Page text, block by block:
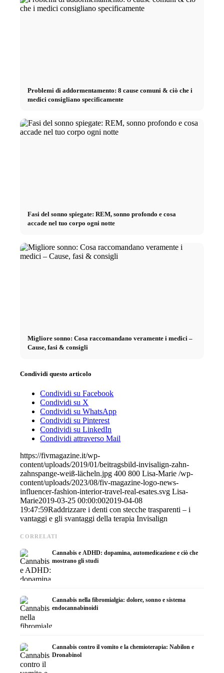
Problemi di addormentamento: 8 cause comuni & ciò che i
medici consigliano specificamente
Fasi del sonno spiegate: REM, sonno profondo e cosa
accade nel tuo corpo ogni notte
Migliore sonno: Cosa raccomandano veramente i medici –
Cause, fasi & consigli
Condividi questo articolo
Condividi su Facebook
Condividi su X
Condividi su WhatsApp
Condividi su Pinterest
Condividi su LinkedIn
Condividi attraverso Mail
https://fivmagazine.it/wp-
content/uploads/2019/01/beitragsbild-invisalign-zahn-
zahnspange-weiß-lächeln.jpg 400 800 Lisa-Marie /wp-
content/uploads/2023/08/fiv-magazine-logo-news-
influencer-fashion-interior-travel-real-esates.svg Lisa-
Marie2019-03-25 00:00:002019-04-08
19:47:59Raddrizzare i denti con stecche trasparenti – i
vantaggi e gli svantaggi della terapia Invisalign
CORRELATI
Cannabis e ADHD: dopamina, automedicazione e ciò che
mostrano gli studi
Cannabis nella fibromialgia: dolore, sonno e sistema
endocannabinoidi
Cannabis contro il vomito e la chemioterapia: Nabilon e
Dronabinol